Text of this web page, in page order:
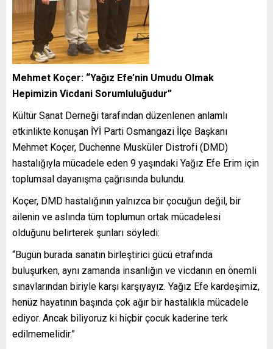
Mehmet Koçer: “Yağız Efe’nin Umudu Olmak
Hepimizin Vicdani Sorumluluğudur”
Kültür Sanat Derneği tarafından düzenlenen anlamlı
etkinlikte konuşan İYİ Parti Osmangazi İlçe Başkanı
Mehmet Koçer, Duchenne Musküler Distrofi (DMD)
hastalığıyla mücadele eden 9 yaşındaki Yağız Efe Erim için
toplumsal dayanışma çağrısında bulundu.
Koçer, DMD hastalığının yalnızca bir çocuğun değil, bir
ailenin ve aslında tüm toplumun ortak mücadelesi
olduğunu belirterek şunları söyledi:
“Bugün burada sanatın birleştirici gücü etrafında
buluşurken, aynı zamanda insanlığın ve vicdanın en önemli
sınavlarından biriyle karşı karşıyayız. Yağız Efe kardeşimiz,
henüz hayatının başında çok ağır bir hastalıkla mücadele
ediyor. Ancak biliyoruz ki hiçbir çocuk kaderine terk
edilmemelidir.”